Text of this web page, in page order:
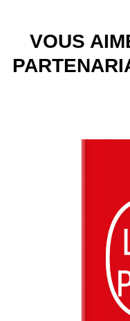
VOUS